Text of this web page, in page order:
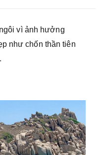
vì ảnh hưởng
như chốn thần tiên